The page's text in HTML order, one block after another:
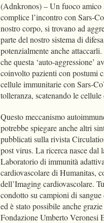
(Adnkronos) – Un fuoco amico
complice l’incontro con Sars-
nostro corpo, si trovano ad
parte del nostro sistema di
potenzialmente anche
che questa ‘auto-aggressione’
coinvolto pazienti con postumi
cellule immunitarie con Sars-
tolleranza, scatenando le
Questo meccanismo
potrebbe spiegare anche altri
pubblicati sulla rivista
post virus. La ricerca nasce
Laboratorio di immunità
cardiovascolare di Humanitas,
dell’Imaging cardiovascolare.
condotto su campioni di
ed è stato possibile anche
Fondazione Umberto Veronesi